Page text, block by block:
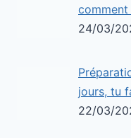
comment
24/03/
jours, tu
22/03/